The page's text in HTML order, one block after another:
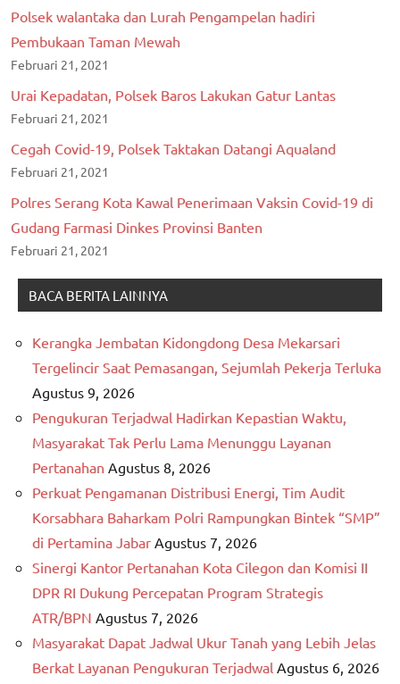
Polsek walantaka dan Lurah Pengampelan hadiri
Pembukaan Taman Mewah
Februari 21, 2021
Urai Kepadatan, Polsek Baros Lakukan Gatur Lantas
Februari 21, 2021
Cegah Covid-19, Polsek Taktakan Datangi Aqualand
Februari 21, 2021
Polres Serang Kota Kawal Penerimaan Vaksin Covid-19 di
Gudang Farmasi Dinkes Provinsi Banten
Februari 21, 2021
BACA BERITA LAINNYA
Kerangka Jembatan Kidongdong Desa Mekarsari
Tergelincir Saat Pemasangan, Sejumlah Pekerja Terluka
Agustus 9, 2026
Pengukuran Terjadwal Hadirkan Kepastian Waktu,
Masyarakat Tak Perlu Lama Menunggu Layanan
Pertanahan Agustus 8, 2026
Perkuat Pengamanan Distribusi Energi, Tim Audit
Korsabhara Baharkam Polri Rampungkan Bintek “SMP”
di Pertamina Jabar Agustus 7, 2026
Sinergi Kantor Pertanahan Kota Cilegon dan Komisi II
DPR RI Dukung Percepatan Program Strategis
ATR/BPN Agustus 7, 2026
Masyarakat Dapat Jadwal Ukur Tanah yang Lebih Jelas
Berkat Layanan Pengukuran Terjadwal Agustus 6, 2026